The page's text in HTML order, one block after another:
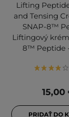
Lifting
and Tensing
SNAP-8™
Liftingový
8™ Peptide
15,00
PRIDAŤ DO